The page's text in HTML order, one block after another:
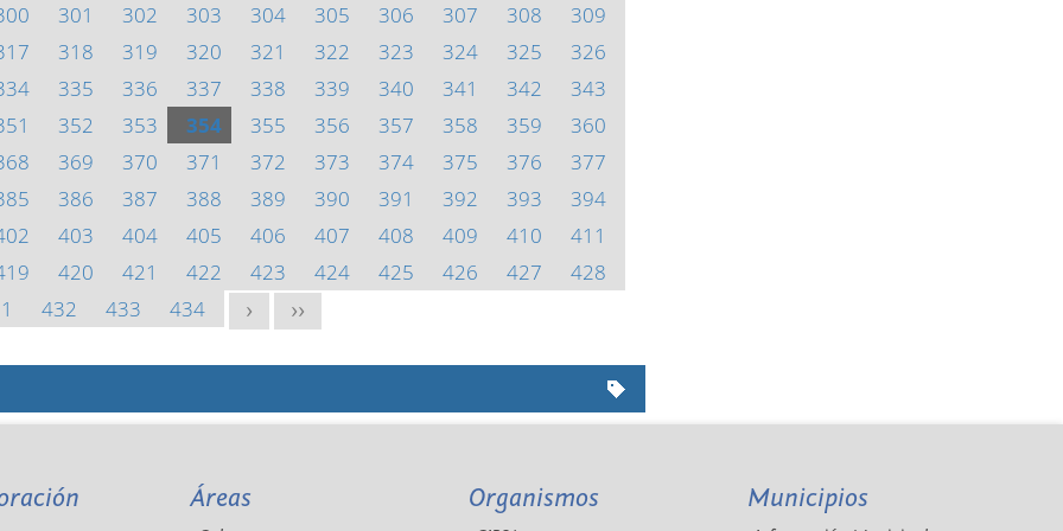
301 302 303 304 305 306 307 308
309
318 319 320 321 322 323 324 325
326
335 336 337 338 339 340 341 342
343
352 353 354 355 356 357 358 359
360
369 370 371 372 373 374 375 376
377
386 387 388 389 390 391 392 393
394
403 404 405 406 407 408 409 410
411
420 421 422 423 424 425 426 427
428
432 433 434 > >>
Áreas Organismos Municipios